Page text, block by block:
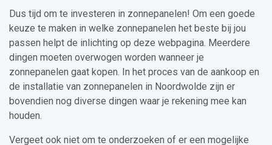
Dus tijd om te investeren in zonnepanelen! Om een goede
keuze te maken in welke zonnepanelen het beste bij jou
passen helpt de inlichting op deze webpagina. Meerdere
dingen moeten overwogen worden wanneer je
zonnepanelen gaat kopen. In het proces van de aankoop en
de installatie van zonnepanelen in Noordwolde zijn er
bovendien nog diverse dingen waar je rekening mee kan
houden.
Vergeet ook niet om te onderzoeken of er een mogelijke